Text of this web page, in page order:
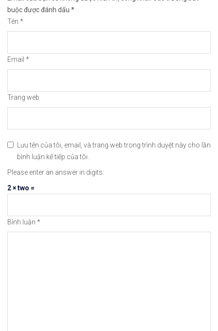
📣𝐁ạ𝐧 𝐦𝐮ố𝐧 𝐠𝐢𝐚𝐨 𝐝ị𝐜𝐡 𝐭𝐫ê𝐧 𝐭𝐡ị 𝐭𝐫ườ𝐧𝐠 𝐂𝐡ứ𝐧𝐠 𝐊𝐡𝐨á𝐧 𝐌ỹ
𝘟𝘦𝘮 𝘤𝘩𝘪 𝘵𝘪ế𝘵: https://chungkhoanforex.com/tong-
🥰Cảm ơn bạn đã xem thông tin😘🍀Chúc bạn giao
#chungkhoan #cophieu #chungkhoanvietnam
buộc được đánh dấu *
Tên *
Email *
Trang web
Lưu tên của tôi, email, và trang web trong trình duyệt này cho lần
bình luận kế tiếp của tôi.
Please enter an answer in digits:
2 × two =
Bình luận *